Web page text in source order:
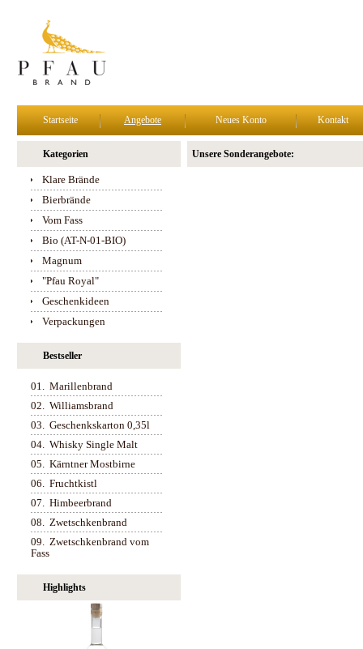
Startseite Angebote Neues Konto Kontakt
Kategorien
Klare Brände
Bierbrände
Vom Fass
Bio (AT-N-01-BIO)
Magnum
"Pfau Royal"
Geschenkideen
Verpackungen
Bestseller
01. Marillenbrand
02. Williamsbrand
03. Geschenkskarton 0,35l
04. Whisky Single Malt
05. Kärntner Mostbirne
06. Fruchtkistl
07. Himbeerbrand
08. Zwetschkenbrand
09. Zwetschkenbrand vom
Fass
Highlights
Unsere Sonderangebote: